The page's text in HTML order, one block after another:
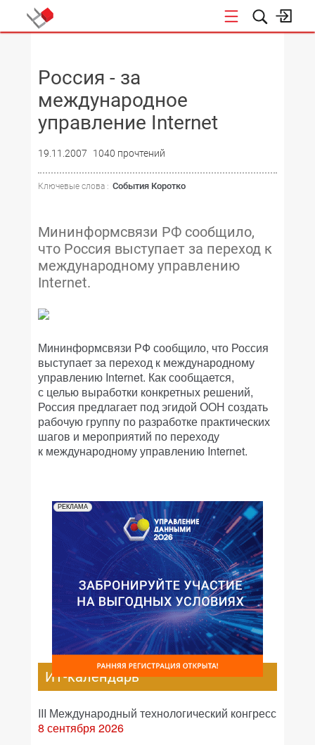
Россия - за
международное
управление Internet
19.11.2007 1040 прочтений
Ключевые слова : События Коротко
Мининформсвязи РФ сообщило,
что Россия выступает за переход к
международному управлению
Internet.
Мининформсвязи РФ сообщило, что Россия
выступает за переход к международному
управлению Internet. Как сообщается,
с целью выработки конкретных решений,
Россия предлагает под эгидой ООН создать
рабочую группу по разработке практических
шагов и мероприятий по переходу
к международному управлению Internet.
РЕКЛАМА
ИТ-календарь
III Международный технологический конгресс
8 сентября 2026